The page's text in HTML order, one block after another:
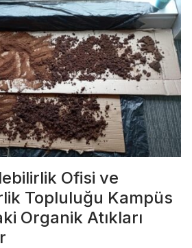
Ofisi ve
Topluluğu Kampüs
Organik Atıkları